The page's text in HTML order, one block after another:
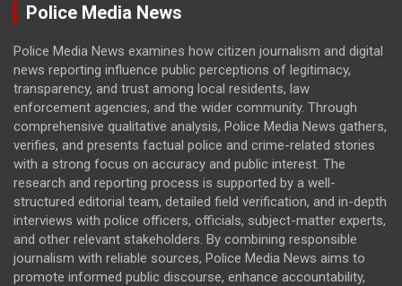
Police Media News
Police Media News examines how citizen journalism and digital
news reporting influence public perceptions of legitimacy,
transparency, and trust among local residents, law
enforcement agencies, and the wider community. Through
comprehensive qualitative analysis, Police Media News gathers,
verifies, and presents factual police and crime-related stories
with a strong focus on accuracy and public interest. The
research and reporting process is supported by a well-
structured editorial team, detailed field verification, and in-depth
interviews with police officers, officials, subject-matter experts,
and other relevant stakeholders. By combining responsible
journalism with reliable sources, Police Media News aims to
promote informed public discourse, enhance accountability,